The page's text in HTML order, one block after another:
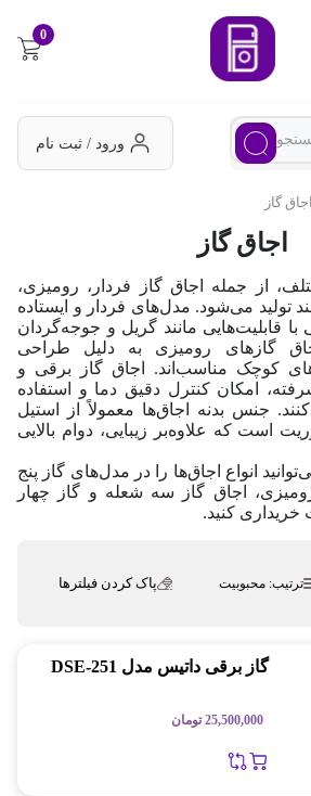
0
ورود / ثبت نام
گاز
اجاق گاز
از جمله اجاق گاز فردار، رومیزی،
تولید می‌شود. مدل‌های فردار و ایستاده
با قابلیت‌هایی مانند گریل و جوجه‌گردان
گازهای رومیزی به دلیل طراحی
کوچک مناسب‌اند. اجاق گاز برقی و
امکان کنترل دقیق دما و استفاده
جنس بدنه اجاق‌ها معمولاً از استیل
است که علاوه‌بر زیبایی، دوام بالایی
انواع اجاق‌ها را در مدل‌های گاز پنج
اجاق گاز سه شعله و گاز چهار
خریداری کنید.
ترتیب:محبوبیت پاک کردن فیلترها
گاز برقی داتیس مدل DSE-251
25,500,000 تومان